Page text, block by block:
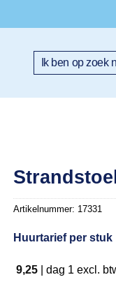
Zoeken
Artikelnummer: 17331
Huurtarief per stuk
9,25 |dag 1 excl.